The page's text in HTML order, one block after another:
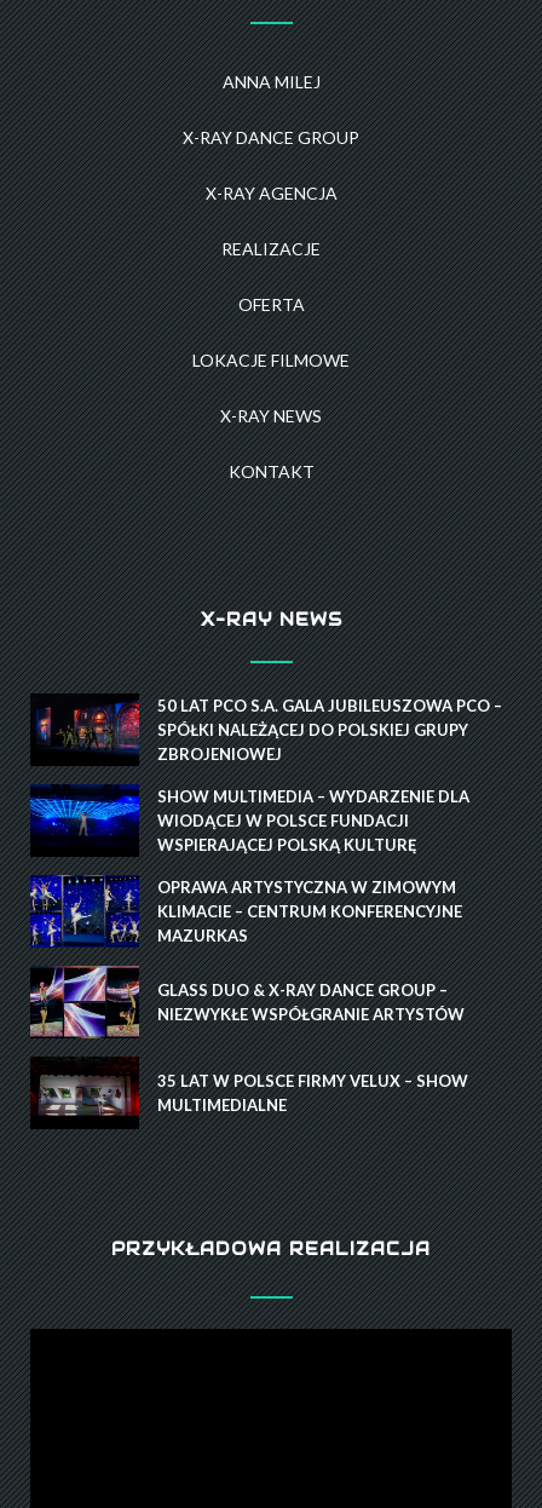
ANNA MILEJ
X-RAY DANCE GROUP
X-RAY AGENCJA
REALIZACJE
OFERTA
LOKACJE FILMOWE
X-RAY NEWS
KONTAKT
X-RAY NEWS
50 LAT PCO S.A. GALA JUBILEUSZOWA PCO –
SPÓŁKI NALEŻĄCEJ DO POLSKIEJ GRUPY
ZBROJENIOWEJ
SHOW MULTIMEDIA – WYDARZENIE DLA
WIODĄCEJ W POLSCE FUNDACJI
WSPIERAJĄCEJ POLSKĄ KULTURĘ
OPRAWA ARTYSTYCZNA W ZIMOWYM
KLIMACIE – CENTRUM KONFERENCYJNE
MAZURKAS
GLASS DUO & X-RAY DANCE GROUP –
NIEZWYKŁE WSPÓŁGRANIE ARTYSTÓW
35 LAT W POLSCE FIRMY VELUX – SHOW
MULTIMEDIALNE
PRZYKŁADOWA REALIZACJA